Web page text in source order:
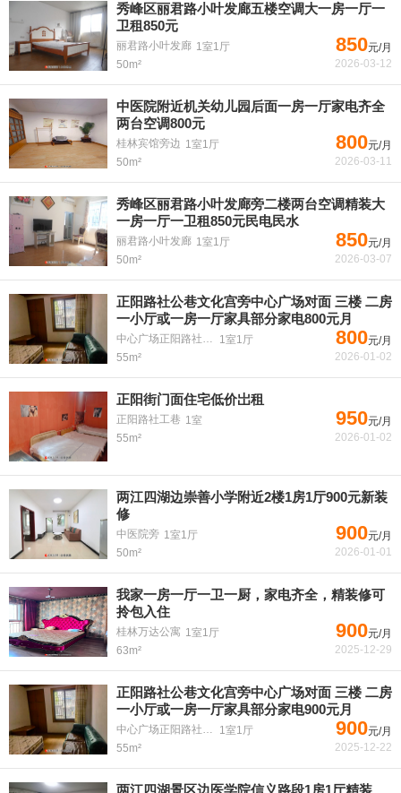
秀峰区丽君路小叶发廊五楼空调大一房一厅一
卫租850元
丽君路小叶发廊 1室1厅
50m²
850元/月
2026-03-12
中医院附近机关幼儿园后面一房一厅家电齐全
两台空调800元
桂林宾馆旁边 1室1厅
50m²
800元/月
2026-03-11
秀峰区丽君路小叶发廊旁二楼两台空调精装大
一房一厅一卫租850元民电民水
丽君路小叶发廊 1室1厅
50m²
850元/月
2026-03-07
正阳路社公巷文化宫旁中心广场对面 三楼 二房
一小厅或一房一厅家具部分家电800元月
中心广场正阳路社公巷1室1厅
55m²
800元/月
2026-01-02
正阳街门面住宅低价岀租
正阳路社工巷 1室
55m²
950元/月
2026-01-02
两江四湖边崇善小学附近2楼1房1厅900元新装
修
中医院旁 1室1厅
50m²
900元/月
2026-01-01
我家一房一厅一卫一厨，家电齐全，精装修可
拎包入住
桂林万达公寓 1室1厅
63m²
900元/月
2025-12-29
正阳路社公巷文化宫旁中心广场对面 三楼 二房
一小厅或一房一厅家具部分家电900元月
中心广场正阳路社公巷1室1厅
55m²
900元/月
2025-12-22
两江四湖景区边医学院信义路段1房1厅精装